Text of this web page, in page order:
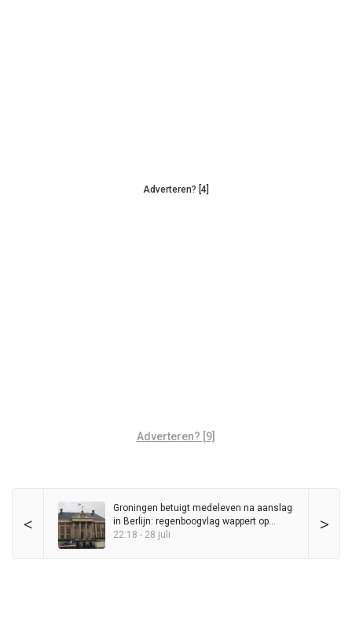
Adverteren? [4]
Adverteren? [9]
< >
Groningen betuigt medeleven na aanslag
in Berlijn: regenboogvlag wappert op
Stadhuis
22:18 - 28 juli